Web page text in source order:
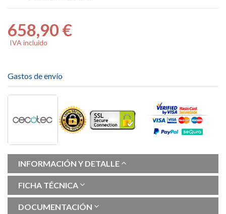
658,90 €
IVA incluido
Gastos de envío
INFORMACIÓN Y DETALLE
FICHA TÉCNICA
DOCUMENTACIÓN